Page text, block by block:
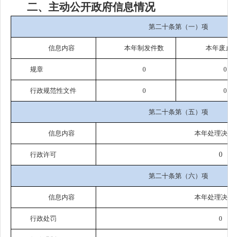
二、主动公开政府信息情况
第二十条第（一）项
信息内容 本年制发件数 本年废
规章 0 0
行政规范性文件 0 0
第二十条第（五）项
信息内容 本年处理
行政许可 0
第二十条第（六）项
信息内容 本年处理
行政处罚 0